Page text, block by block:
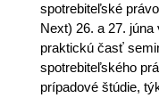
spotrebiteľské
Next) 26. a 27.
praktickú časť
spotrebiteľského
prípadové štúdie,